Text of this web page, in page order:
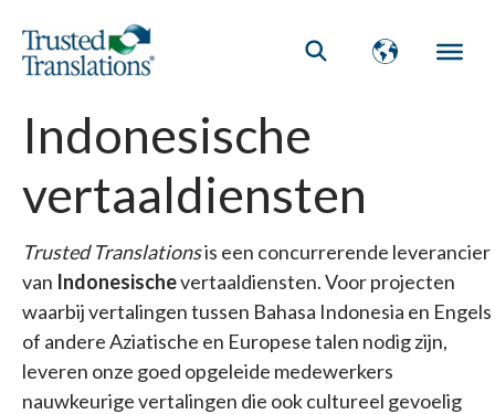
Indonesische
vertaaldiensten
Trusted Translationsis een concurrerende leverancier
van Indonesischevertaaldiensten. Voor projecten
waarbij vertalingen tussen Bahasa Indonesia en Engels
of andere Aziatische en Europese talen nodig zijn,
leveren onze goed opgeleide medewerkers
nauwkeurige vertalingen die ook cultureel gevoelig